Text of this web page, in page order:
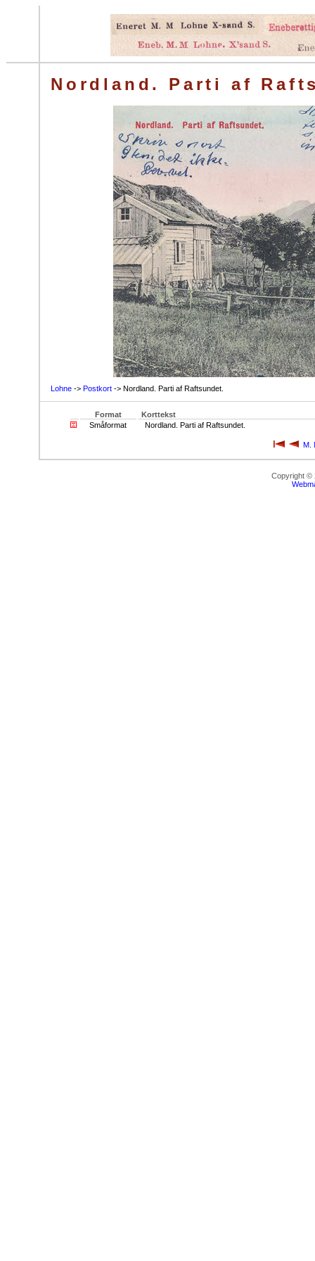
Nordland. Parti af
Lohne -> Postkort -> Nordland. Parti af Raftsundet.
Format
Korttekst
Småformat
Nordland. Parti af Raftsundet.
M.
Copyright ©